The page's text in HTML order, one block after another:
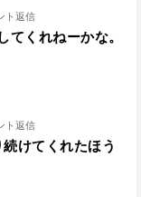
ト返信
てくれねーかな。
ト返信
けてくれたほう